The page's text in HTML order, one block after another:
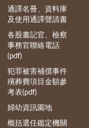
通譯名冊、資料庫
及使用通譯聲請書
各股書記官、檢察
事務官聯絡電話
(pdf)
犯罪被害補償事件
殯葬費項目金額參
考表(pdf)
婦幼資訊園地
概括選任鑑定機關